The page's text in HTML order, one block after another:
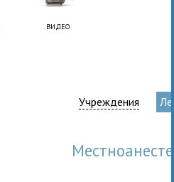
ВИДЕО
Учреждения